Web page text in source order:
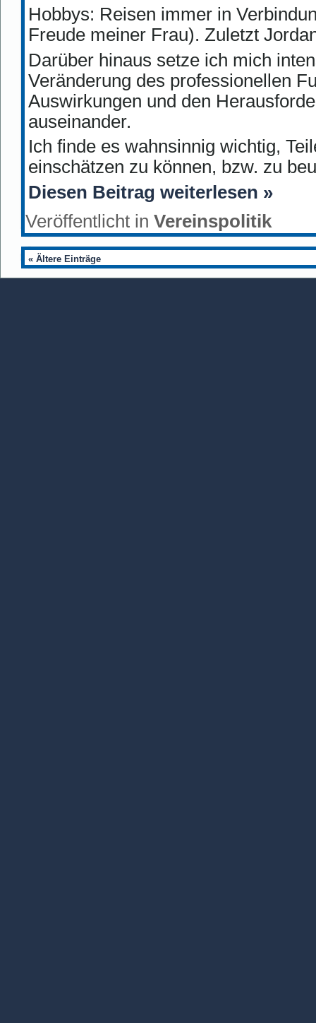
Hobbys: Reisen immer in
Freude meiner Frau). Zuletzt
Darüber hinaus setze ich mich
Veränderung des professionellen
Auswirkungen und den
auseinander.
Ich finde es wahnsinnig wichtig,
einschätzen zu können, bzw. zu
Diesen Beitrag weiterlesen »
Veröffentlicht in Vereinspolitik
« Ältere Einträge